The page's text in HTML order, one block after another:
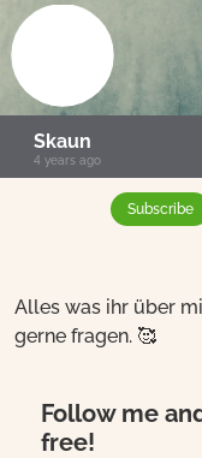
Skaun
4 years ago
Subscribe
Alles was ihr über
gerne fragen. 🥰
Follow me
free!